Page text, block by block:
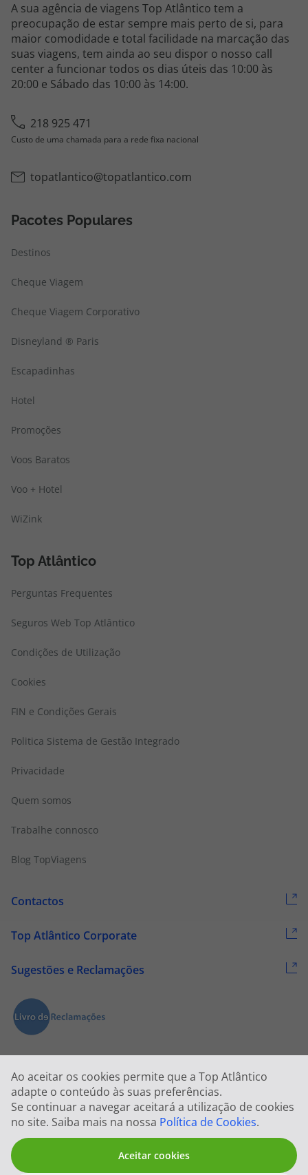
Ao aceitar os cookies permite que a Top Atlântico
adapte o conteúdo às suas preferências.
Se continuar a navegar aceitará a utilização de cookies
no site. Saiba mais na nossa Política de Cookies.
Aceitar cookies
A sua agência de viagens Top Atlântico tem a
preocupação de estar sempre mais perto de si, para
maior comodidade e total facilidade na marcação das
suas viagens, tem ainda ao seu dispor o nosso call
center a funcionar todos os dias úteis das 10:00 às
20:00 e Sábado das 10:00 às 14:00.
218 925 471
Custo de uma chamada para a rede fixa nacional
topatlantico@topatlantico.com
Pacotes Populares
Destinos
Cheque Viagem
Cheque Viagem Corporativo
Disneyland ® Paris
Escapadinhas
Hotel
Promoções
Voos Baratos
Voo + Hotel
WiZink
Top Atlântico
Perguntas Frequentes
Seguros Web Top Atlântico
Condições de Utilização
Cookies
FIN e Condições Gerais
Politica Sistema de Gestão Integrado
Privacidade
Quem somos
Trabalhe connosco
Blog TopViagens
Contactos
Top Atlântico Corporate
Sugestões e Reclamações
2026 © Todos os direitos reservados:Top Atlântico, Viagens e Turismo